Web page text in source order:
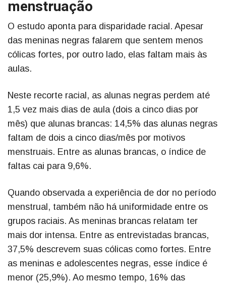
menstruação
O estudo aponta para disparidade racial. Apesar
das meninas negras falarem que sentem menos
cólicas fortes, por outro lado, elas faltam mais às
aulas.
Neste recorte racial, as alunas negras perdem até
1,5 vez mais dias de aula (dois a cinco dias por
mês) que alunas brancas: 14,5% das alunas negras
faltam de dois a cinco dias/mês por motivos
menstruais. Entre as alunas brancas, o índice de
faltas cai para 9,6%.
Quando observada a experiência de dor no período
menstrual, também não há uniformidade entre os
grupos raciais. As meninas brancas relatam ter
mais dor intensa. Entre as entrevistadas brancas,
37,5% descrevem suas cólicas como fortes. Entre
as meninas e adolescentes negras, esse índice é
menor (25,9%). Ao mesmo tempo, 16% das